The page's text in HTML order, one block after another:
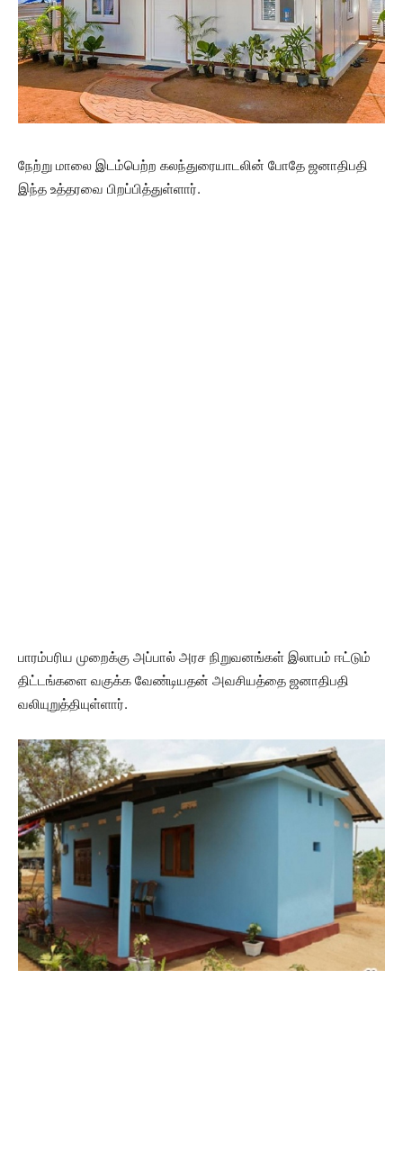
நேற்று மாலை இடம்பெற்ற கலந்துரையாடலின் போதே ஜனாதிபதி
இந்த உத்தரவை பிறப்பித்துள்ளார்.
பாரம்பரிய முறைக்கு அப்பால் அரச நிறுவனங்கள் இலாபம் ஈட்டும்
திட்டங்களை வகுக்க வேண்டியதன் அவசியத்தை ஜனாதிபதி
வலியுறுத்தியுள்ளார்.